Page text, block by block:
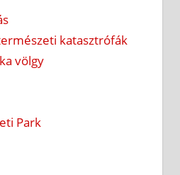
katasztrófák
völgy
Park